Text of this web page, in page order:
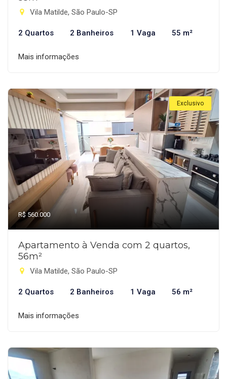
Vila Matilde, São Paulo-SP
2 Quartos 2 Banheiros 1 Vaga 55 m²
Mais informações
Exclusivo
R$ 560.000
Apartamento à Venda com 2 quartos,
56m²
Vila Matilde, São Paulo-SP
2 Quartos 2 Banheiros 1 Vaga 56 m²
Mais informações